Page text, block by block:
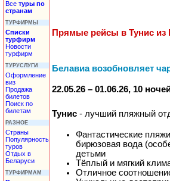
Все туры по
странам
ТУРФИРМЫ
Списки
турфирм
Новости
турфирм
ТУРУСЛУГИ
Оформление
виз
Продажа
билетов
Поиск по
билетам
РАЗНОЕ
Страны
Популярность
туров
Отдых в
Беларуси
ТУРФИРМАМ
Прямые рейсы в Тунис из
Белавиа возобновляет
22.05.26 – 01.06.26, 10
Тунис - лучший пляжный
Фантастические
бирюзовая вода
детьми
Тёплый и мягкий
Отличное